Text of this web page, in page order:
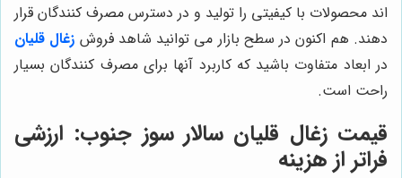
اند محصولات با کیفیتی را تولید و در دسترس مصرف کنندگان قرار
دهند. هم اکنون در سطح بازار می توانید شاهد فروش زغال قلیان
در ابعاد متفاوت باشید که کاربرد آنها برای مصرف کنندگان بسیار
راحت است.
قیمت زغال قلیان سالار سوز جنوب: ارزشی
فراتر از هزینه